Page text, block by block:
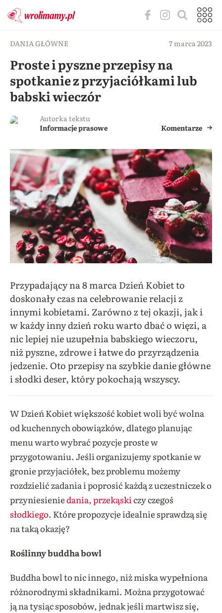
DANIA GŁÓWNE 7 marca 2023
Proste i pyszne przepisy na
spotkanie z przyjaciółkami lub
babski wieczór
Autorka tekstu
Informacje prasowe
Komentarze
Przypadający na 8 marca Dzień Kobiet to
doskonały czas na celebrowanie relacji z
innymi kobietami. Zarówno z tej okazji, jak i
w każdy inny dzień roku warto dbać o więzi, a
nic lepiej nie uzupełnia babskiego wieczoru,
niż pyszne, zdrowe i łatwe do przyrządzenia
jedzenie. Oto przepisy na szybkie danie główne
i słodki deser, który pokochają wszyscy.
W Dzień Kobiet większość kobiet woli być wolna
od kuchennych obowiązków, dlatego planując
menu warto wybrać pozycje proste w
przygotowaniu. Jeśli organizujemy spotkanie w
gronie przyjaciółek, bez problemu możemy
rozdzielić zadania i poprosić każdą z uczestniczek o
przyniesieniedania, przekąski czy czegoś
słodkiego. Które propozycje idealnie sprawdzą się
na taką okazję?
Roślinny buddha bowl
Buddha bowl to nic innego, niż miska wypełniona
różnorodnymi składnikami. Można przygotować
ją na tysiąc sposobów, jednak jeśli martwisz się,